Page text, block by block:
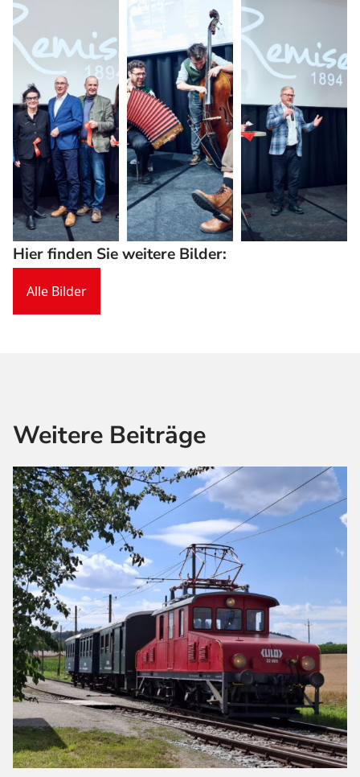
Hier finden Sie weitere Bilder:
Alle Bilder
Weitere Beiträge